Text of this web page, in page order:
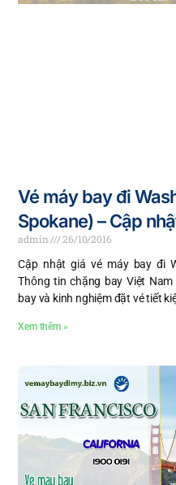
Vé máy bay đi
Spokane) – Cập
admin
26/10/2016
Cập nhật giá vé máy bay đi
Thông tin chặng bay Việt
bay và kinh nghiệm đặt vé tiết
Xem thêm »